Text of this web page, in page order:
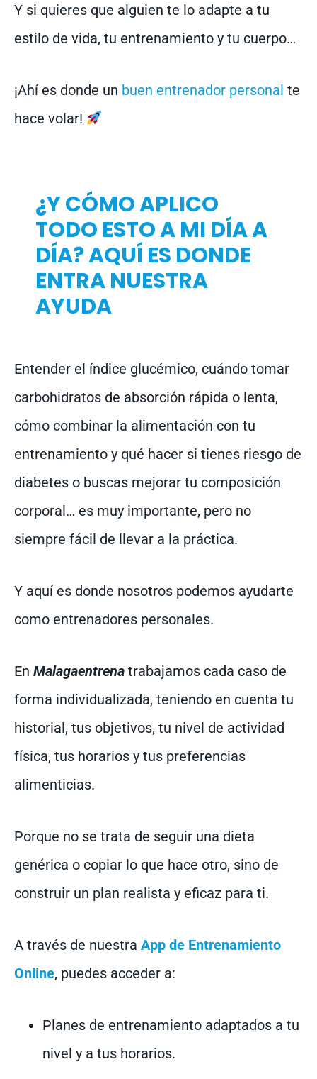
Y si quieres que alguien te lo adapte a tu
estilo de vida, tu entrenamiento y tu cuerpo…
¡Ahí es donde un buen entrenador personal te
hace volar!
¿Y CÓMO APLICO
TODO ESTO A MI DÍA A
DÍA? AQUÍ ES DONDE
ENTRA NUESTRA
AYUDA
Entender el índice glucémico, cuándo tomar
carbohidratos de absorción rápida o lenta,
cómo combinar la alimentación con tu
entrenamiento y qué hacer si tienes riesgo de
diabetes o buscas mejorar tu composición
corporal… es muy importante, pero no
siempre fácil de llevar a la práctica.
Y aquí es donde nosotros podemos ayudarte
como entrenadores personales.
En Malagaentrena trabajamos cada caso de
forma individualizada, teniendo en cuenta tu
historial, tus objetivos, tu nivel de actividad
física, tus horarios y tus preferencias
alimenticias.
Porque no se trata de seguir una dieta
genérica o copiar lo que hace otro, sino de
construir un plan realista y eficaz para ti.
A través de nuestra App de Entrenamiento
Online, puedes acceder a:
Planes de entrenamiento adaptados a tu
nivel y a tus horarios.